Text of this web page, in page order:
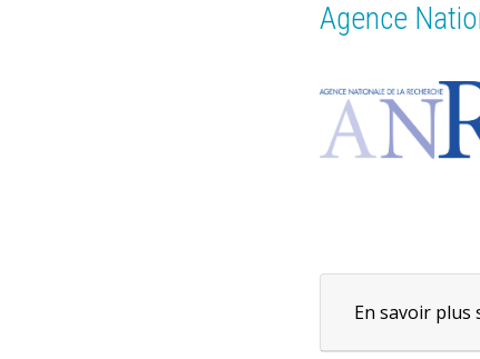
Agence
En savoir plus